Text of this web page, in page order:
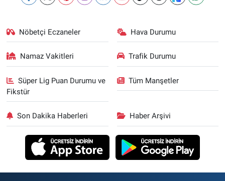
Nöbetçi Eczaneler Hava Durumu
Namaz Vakitleri Trafik Durumu
Süper Lig Puan Durumu ve
Fikstür
Tüm Manşetler
Son Dakika Haberleri Haber Arşivi